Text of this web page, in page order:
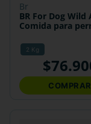
br
BR For Dog Wild
Comida para
2 Kg
$76.
COMPRAR